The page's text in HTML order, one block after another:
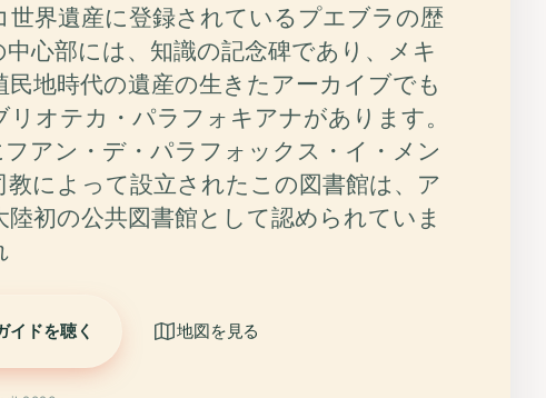
世界遺産に登録されているプエブラの歴
中心部には、知識の記念碑であり、メキ
民地時代の遺産の生きたアーカイブでも
リオテカ・パラフォキアナがあります。
フアン・デ・パラフォックス・イ・メン
教によって設立されたこの図書館は、ア
陸初の公共図書館として認められていま
イドを聴く 地図を見る